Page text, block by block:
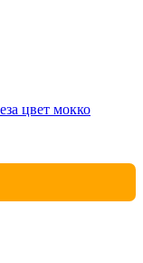
цвет мокко